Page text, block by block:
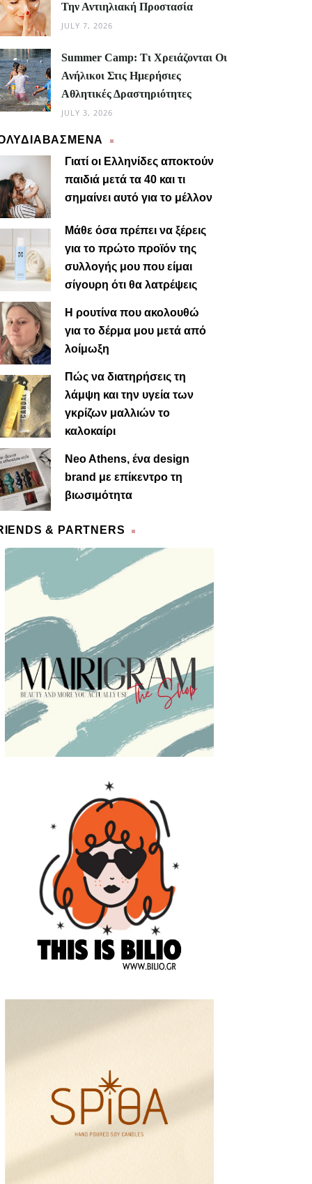
Την Αντιηλιακή Προστασία
JULY 7, 2026
Summer Camp: Τι Χρειάζονται Οι
Ανήλικοι Στις Ημερήσιες
Αθλητικές Δραστηριότητες
JULY 3, 2026
Γιατί οι Ελληνίδες αποκτούν
παιδιά μετά τα 40 και τι
σημαίνει αυτό για το μέλλον
Μάθε όσα πρέπει να ξέρεις
για το πρώτο προϊόν της
συλλογής μου που είμαι
σίγουρη ότι θα λατρέψεις
Η ρουτίνα που ακολουθώ
για το δέρμα μου μετά από
λοίμωξη
Πώς να διατηρήσεις τη
λάμψη και την υγεία των
γκρίζων μαλλιών το
καλοκαίρι
Neo Athens, ένα design
brand με επίκεντρο τη
βιωσιμότητα
& PARTNERS